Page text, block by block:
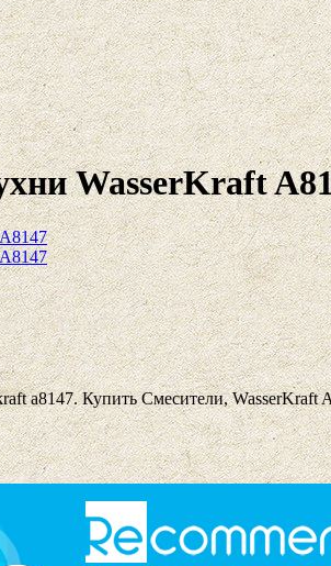
WasserKraft
a8147. Купить Смесители, WasserKraft